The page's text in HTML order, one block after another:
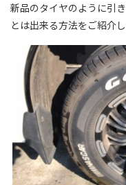
新品のタイヤのように引
とは出来る方法をご紹介し